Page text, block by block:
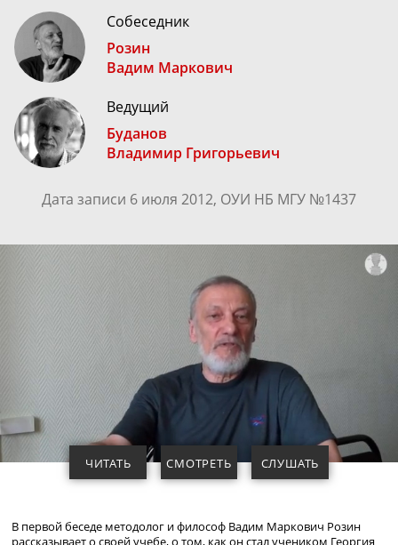
Собеседник
Розин
Вадим Маркович
Ведущий
Буданов
Владимир Григорьевич
Дата записи 6 июля 2012, ОУИ НБ МГУ №1437
ЧИТАТЬ СМОТРЕТЬ СЛУШАТЬ
В первой беседе методолог и философ Вадим Маркович Розин
рассказывает о своей учебе, о том, как он стал учеником Георгия